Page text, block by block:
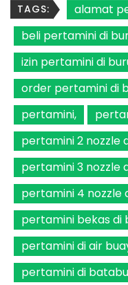
TAGS:
alamat
beli pertamini di
izin pertamini di
order pertamini di
pertamini
pertamini 2 nozzle
pertamini 3 nozzle
pertamini 4 nozzle
pertamini bekas di
pertamini di air
pertamini di